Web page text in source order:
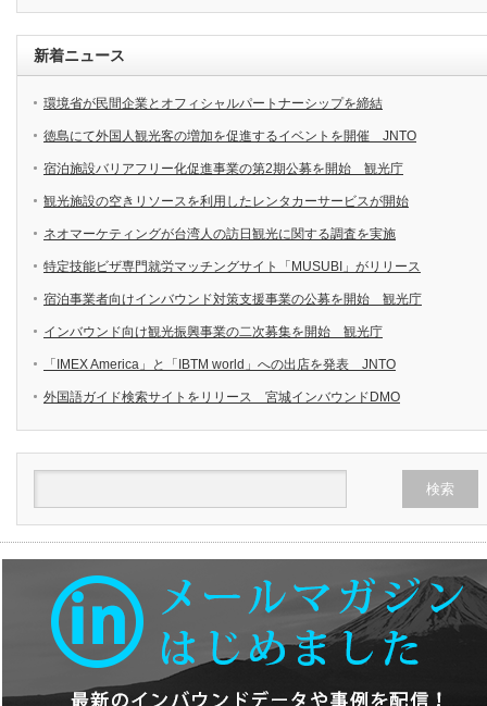
新着ニュース
環境省が民間企業とオフィシャルパートナーシップを締結
徳島にて外国人観光客の増加を促進するイベントを開催 JNTO
宿泊施設バリアフリー化促進事業の第2期公募を開始 観光庁
観光施設の空きリソースを利用したレンタカーサービスが開始
ネオマーケティングが台湾人の訪日観光に関する調査を実施
特定技能ビザ専門就労マッチングサイト「MUSUBI」がリリース
宿泊事業者向けインバウンド対策支援事業の公募を開始 観光庁
インバウンド向け観光振興事業の二次募集を開始 観光庁
「IMEX America」と「IBTM world」への出店を発表 JNTO
外国語ガイド検索サイトをリリース 宮城インバウンドDMO